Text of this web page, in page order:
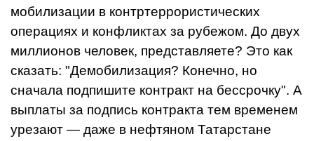
мобилизации в контртеррористических
операциях и конфликтах за рубежом. До двух
миллионов человек, представляете? Это как
сказать: "Демобилизация? Конечно, но
сначала подпишите контракт на бессрочку". А
выплаты за подпись контракта тем временем
урезают — даже в нефтяном Татарстане